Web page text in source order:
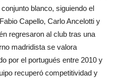
blanco, siguiendo el
Capello, Carlo Ancelotti y
regresaron al club tras una
madridista se valora
por el portugués entre 2010 y
recuperó competitividad y